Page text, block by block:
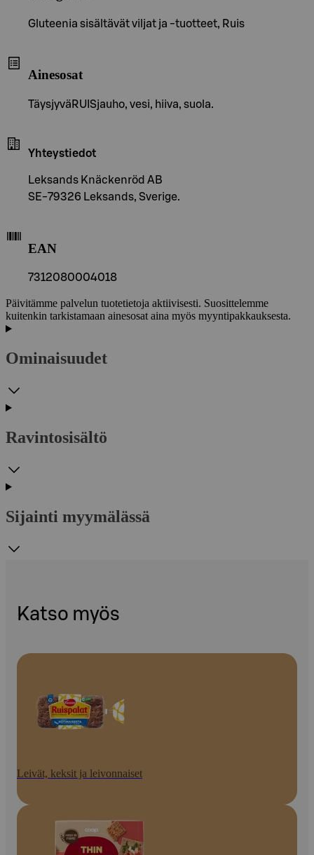
Gluteenia sisältävät viljat ja -tuotteet, Ruis
Ainesosat
TäysjyväRUISjauho, vesi, hiiva, suola.
Yhteystiedot
Leksands Knäckenröd AB
SE-79326 Leksands, Sverige.
EAN
7312080004018
Päivitämme palvelun tuotetietoja aktiivisesti. Suosittelemme
kuitenkin tarkistamaan ainesosat aina myös myyntipakkauksesta.
Ominaisuudet
Ravintosisältö
Sijainti myymälässä
Katso myös
Leivät, keksit ja leivonnaiset